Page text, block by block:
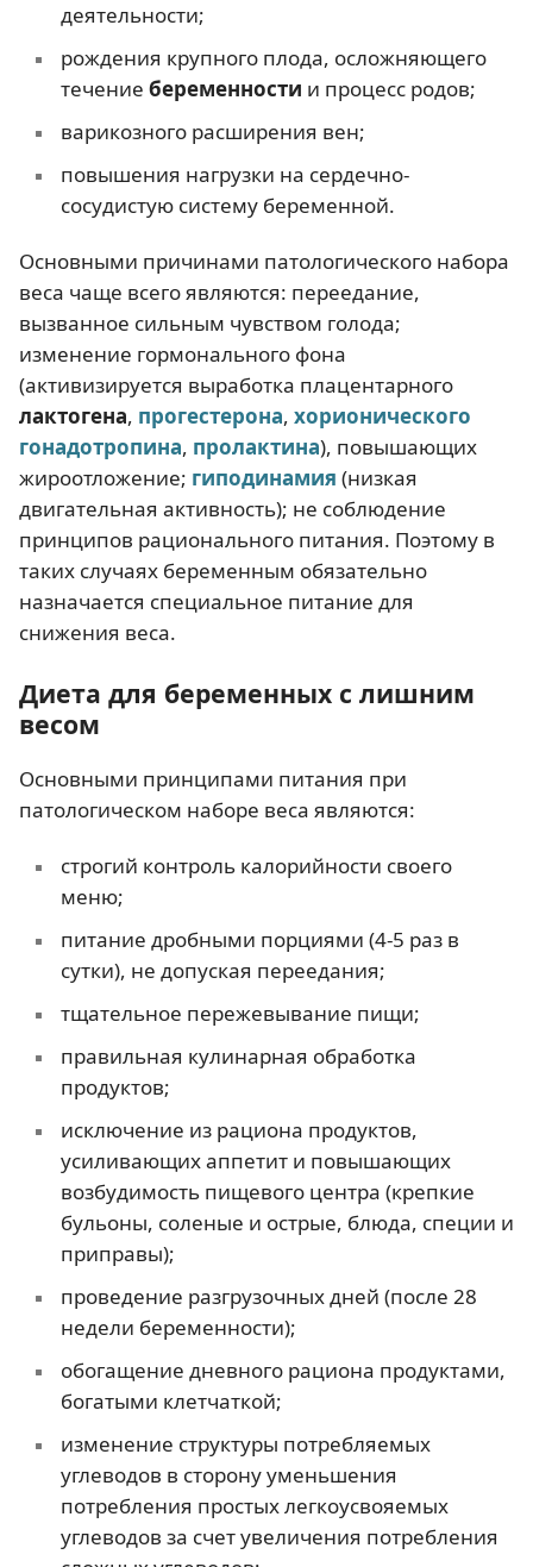
деятельности;
рождения крупного плода, осложняющего
течение беременности и процесс родов;
варикозного расширения вен;
повышения нагрузки на сердечно-
сосудистую систему беременной.
Основными причинами патологического набора
веса чаще всего являются: переедание,
вызванное сильным чувством голода;
изменение гормонального фона
(активизируется выработка плацентарного
лактогена, прогестерона, хорионического
гонадотропина, пролактина), повышающих
жироотложение; гиподинамия (низкая
двигательная активность); не соблюдение
принципов рационального питания. Поэтому в
таких случаях беременным обязательно
назначается специальное питание для
снижения веса.
Диета для беременных с лишним
весом
Основными принципами питания при
патологическом наборе веса являются:
строгий контроль калорийности своего
меню;
питание дробными порциями (4-5 раз в
сутки), не допуская переедания;
тщательное пережевывание пищи;
правильная кулинарная обработка
продуктов;
исключение из рациона продуктов,
усиливающих аппетит и повышающих
возбудимость пищевого центра (крепкие
бульоны, соленые и острые, блюда, специи и
приправы);
проведение разгрузочных дней (после 28
недели беременности);
обогащение дневного рациона продуктами,
богатыми клетчаткой;
изменение структуры потребляемых
углеводов в сторону уменьшения
потребления простых легкоусвояемых
углеводов за счет увеличения потребления